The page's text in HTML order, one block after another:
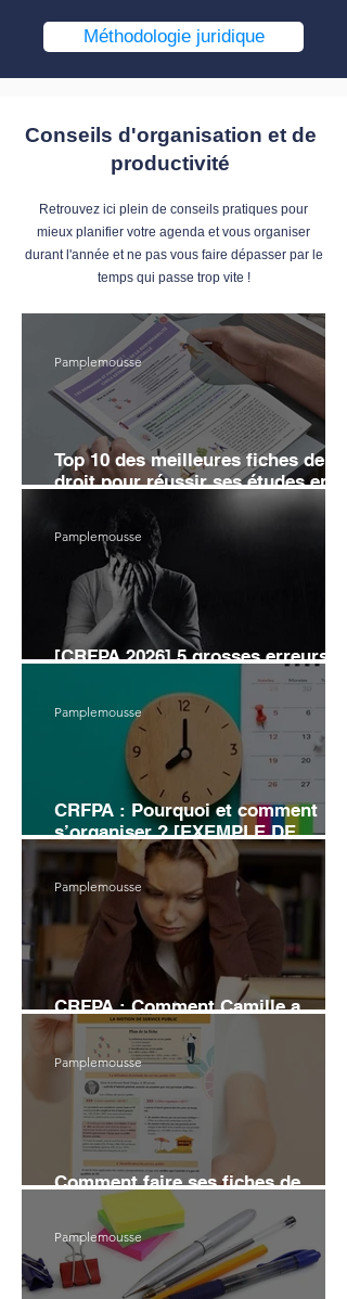
Méthodologie juridique
Conseils d'organisation et de
productivité
Retrouvez ici plein de conseils pratiques pour
mieux planifier votre agenda et vous organiser
durant l'année et ne pas vous faire dépasser par le
temps qui passe trop vite !
Top 10 des meilleures fiches de
droit pour réussir ses études en
Pamplemousse
[CRFPA 2026] 5 grosses erreurs
d’organisation pour éviter l’échec
Pamplemousse
CRFPA : Pourquoi et comment
s’organiser ? [EXEMPLE DE
PLANNING]
Pamplemousse
CRFPA : Comment Camille a
échoué au grand Oral
Pamplemousse
Comment faire ses fiches de
révision en droit (6 conseils)
Pamplemousse
Pamplemousse